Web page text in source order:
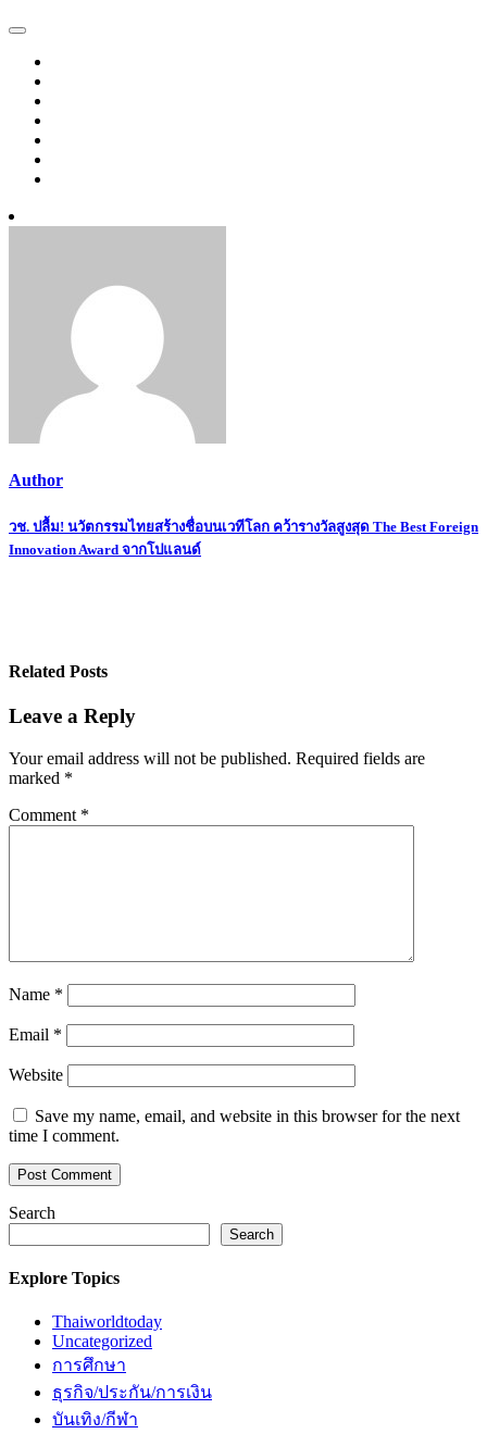
Author
Post
navigation
วช. ปลื้ม! นวัตกรรมไทยสร้างชื่อบนเวทีโลก คว้ารางวัลสูงสุด The Best Foreign
Innovation Award จากโปแลนด์
Related Posts
Leave a Reply
Your email address will not be published. Required fields are
marked *
Comment *
Name *
Email *
Website
Save my name, email, and website in this browser for the next
time I comment.
Search
Search
Explore Topics
Thaiworldtoday
Uncategorized
การศึกษา
ธุรกิจ/ประกัน/การเงิน
บันเทิง/กีฬา